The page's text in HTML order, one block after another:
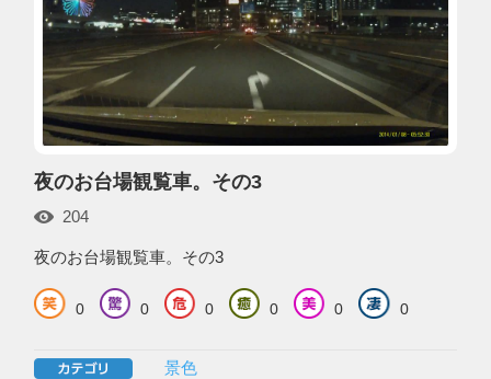
夜のお台場観覧車。その3
204
夜のお台場観覧車。その3
0 0 0 0 0 0
景色